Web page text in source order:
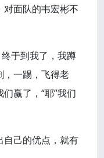
对面队的韦宏彬不
于到我了，我蹲
，一踢，飞得老
赢了，“耶”我们
自己的优点，就有